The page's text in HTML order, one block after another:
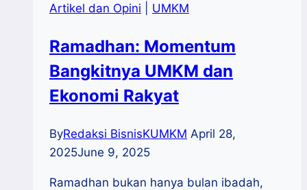
Artikel dan Opini UMKM
Ramadhan: Momentum
Bangkitnya UMKM dan
Ekonomi Rakyat
ByRedaksi BisnisKUMKM April 28,
2025June 9, 2025
Ramadhan bukan hanya bulan ibadah,